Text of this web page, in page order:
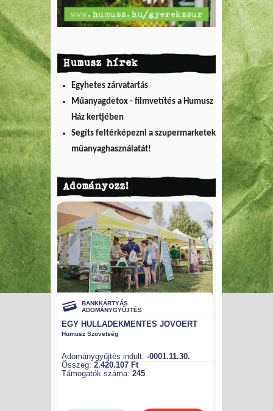
Humusz hírek
Egyhetes zárvatartás
Műanyagdetox - filmvetítés a Humusz
Ház kertjében
Segíts feltérképezni a szupermarketek
műanyaghasználatát!
Adományozz!